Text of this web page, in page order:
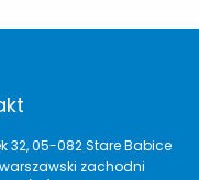
32, 05-082 Stare Babice
zachodni